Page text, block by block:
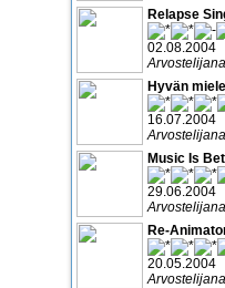
Relapse
02.08.2004
Hyvän
16.07.2004
Music Is
29.06.2004
Re-
20.05.2004